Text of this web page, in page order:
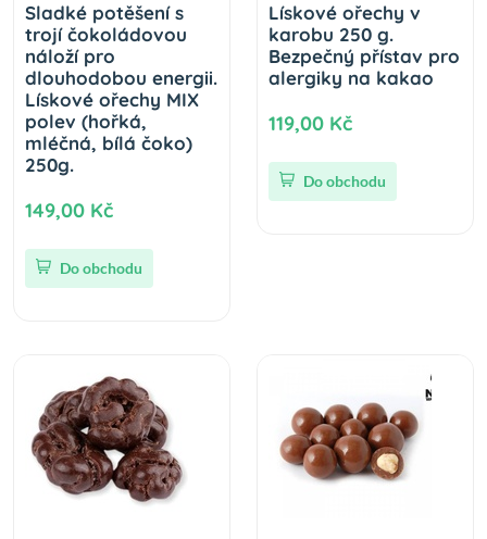
Sladké potěšení s
trojí čokoládovou
náloží pro
dlouhodobou energii.
Lískové ořechy MIX
polev (hořká,
mléčná, bílá čoko)
250g.
149,00 Kč
Do obchodu
Lískové ořechy v
karobu 250 g.
Bezpečný přístav pro
alergiky na kakao
119,00 Kč
Do obchodu